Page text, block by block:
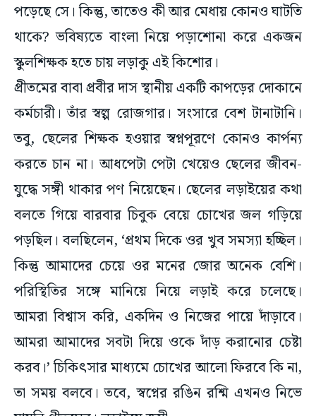
পড়েছে সে। কিন্তু, তাতেও কী আর মেধায় কোনও ঘাটতি
থাকে? ভবিষ্যতে বাংলা নিয়ে পড়াশোনা করে একজন
স্কুলশিক্ষক হতে চায় লড়াকু এই কিশোর।
প্রীতমের বাবা প্রবীর দাস স্থানীয় একটি কাপড়ের দোকানে
কর্মচারী। তাঁর স্বল্প রোজগার। সংসারে বেশ টানাটানি।
তবু, ছেলের শিক্ষক হওয়ার স্বপ্নপূরণে কোনও কার্পন্য
করতে চান না। আধপেটা পেটা খেয়েও ছেলের জীবন-
যুদ্ধে সঙ্গী থাকার পণ নিয়েছেন। ছেলের লড়াইয়ের কথা
বলতে গিয়ে বারবার চিবুক বেয়ে চোখের জল গড়িয়ে
পড়ছিল। বলছিলেন, ‘প্রথম দিকে ওর খুব সমস্যা হচ্ছিল।
কিন্তু আমাদের চেয়ে ওর মনের জোর অনেক বেশি।
পরিস্থিতির সঙ্গে মানিয়ে নিয়ে লড়াই করে চলেছে।
আমরা বিশ্বাস করি, একদিন ও নিজের পায়ে দাঁড়াবে।
আমরা আমাদের সবটা দিয়ে ওকে দাঁড় করানোর চেষ্টা
করব।’ চিকিৎসার মাধ্যমে চোখের আলো ফিরবে কি না,
তা সময় বলবে। তবে, স্বপ্নের রঙিন রশ্মি এখনও নিভে